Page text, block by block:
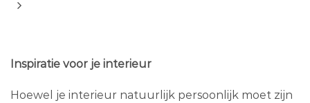
Inspiratie voor je interieur
Hoewel je interieur natuurlijk persoonlijk moet zijn